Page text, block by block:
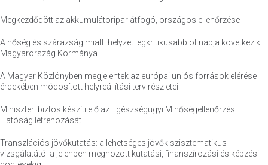
Megkezdődött az akkumulátoripar átfogó, országos ellenőrzése
A hőség és szárazság miatti helyzet legkritikusabb öt napja következik –
Magyarország Kormánya
A Magyar Közlönyben megjelentek az európai uniós források elérése
érdekében módosított helyreállítási terv részletei
Miniszteri biztos készíti elő az Egészségügyi Minőségellenőrzési
Hatóság létrehozását
Transzlációs jövőkutatás: a lehetséges jövők szisztematikus
vizsgálatától a jelenben meghozott kutatási, finanszírozási és képzési